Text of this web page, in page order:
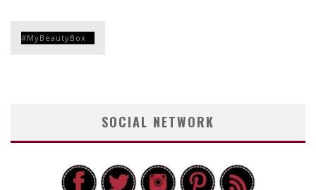
MyBeautyBox
SOCIAL NETWORK